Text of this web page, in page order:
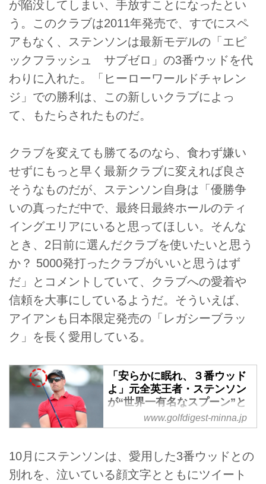
が陥没してしまい、手放すことになったとい
う。このクラブは2011年発売で、すでにスペ
アもなく、ステンソンは最新モデルの「エピ
ックフラッシュ サブゼロ」の3番ウッドを代
わりに入れた。「ヒーローワールドチャレン
ジ」での勝利は、この新しいクラブによっ
て、もたらされたものだ。
クラブを変えても勝てるのなら、食わず嫌い
せずにもっと早く最新クラブに変えれば良さ
そうなものだが、ステンソン自身は「優勝争
いの真っただ中で、最終日最終ホールのティ
イングエリアにいると思ってほしい。そんな
とき、2日前に選んだクラブを使いたいと思う
か？ 5000発打ったクラブがいいと思うはず
だ」とコメントしていて、クラブへの愛着や
信頼を大事にしているようだ。そういえば、
アイアンも日本限定発売の「レガシーブラッ
ク」を長く愛用している。
「安らかに眠れ、３番ウッド
よ」元全英王者・ステンソン
が“世界一有名なスプーン”と
涙の別れ - みんなのゴルフダ
イジェスト
るクラブがある。それが、2016
年の全英オープン王者ヘンリク・
www.golfdigest-minna.jp
10月にステンソンは、愛用した3番ウッドとの
別れを、泣いている顔文字とともにツイート